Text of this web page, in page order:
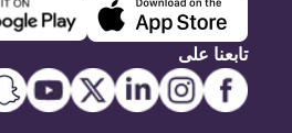
تابعنا على